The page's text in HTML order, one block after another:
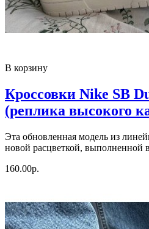
В корзину
Кроссовки Nike SB
(реплика высокого
Эта обновленная модель из
новой расцветкой, выполненной
160.00р.